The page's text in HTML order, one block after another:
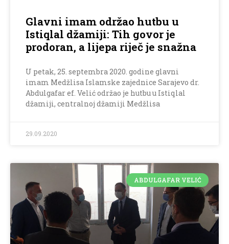
Glavni imam održao hutbu u
Istiqlal džamiji: Tih govor je
prodoran, a lijepa riječ je snažna
U petak, 25. septembra 2020. godine glavni
imam Medžlisa Islamske zajednice Sarajevo dr.
Abdulgafar ef. Velić održao je hutbu u Istiqlal
džamiji, centralnoj džamiji Medžlisa
29.09.2020
ABDULGAFAR VELIĆ